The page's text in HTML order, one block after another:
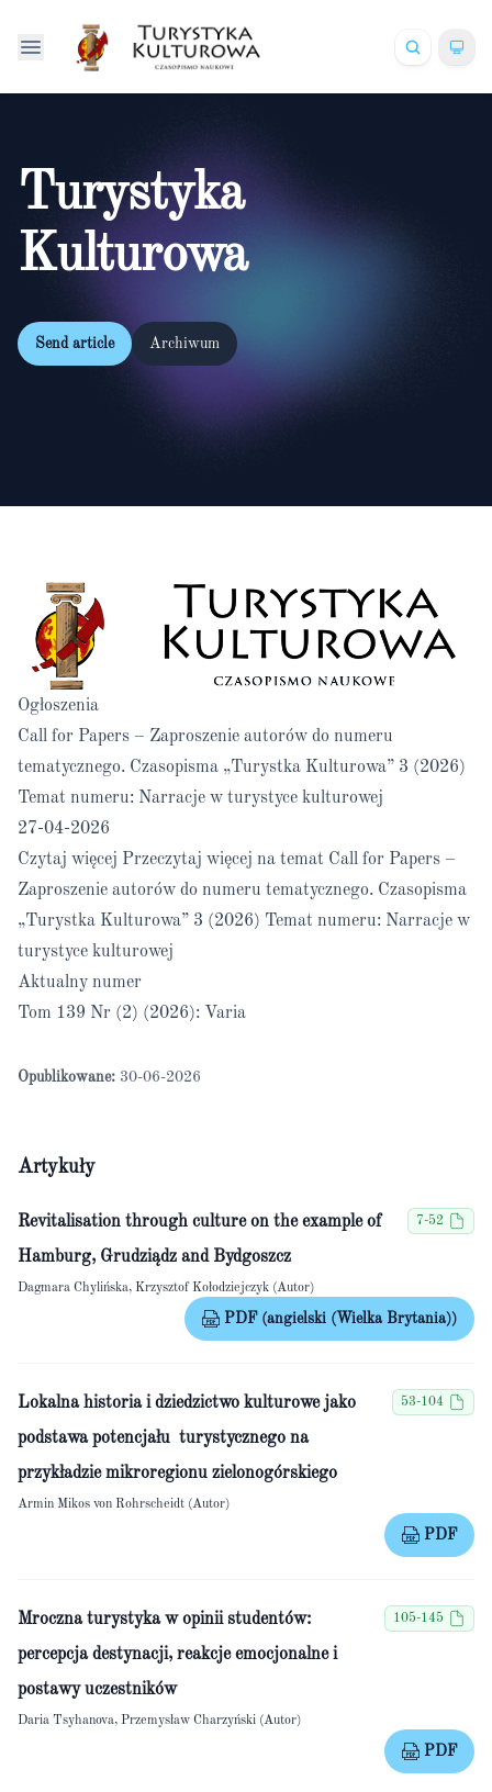
Turystyka
Kulturowa
Send article Archiwum
Ogłoszenia
Call for Papers – Zaproszenie autorów do numeru
tematycznego. Czasopisma „Turystka Kulturowa” 3 (2026)
Temat numeru: Narracje w turystyce kulturowej
27-04-2026
Czytaj więcej Przeczytaj więcej na temat Call for Papers –
Zaproszenie autorów do numeru tematycznego. Czasopisma
„Turystka Kulturowa” 3 (2026) Temat numeru: Narracje w
turystyce kulturowej
Aktualny numer
Tom 139 Nr (2) (2026): Varia
Opublikowane: 30-06-2026
Artykuły
Revitalisation through culture on the example of
Hamburg, Grudziądz and Bydgoszcz
7-52
Dagmara Chylińska, Krzysztof Kołodziejczyk (Autor)
PDF (angielski (Wielka Brytania))
Lokalna historia i dziedzictwo kulturowe jako
podstawa potencjału turystycznego na
przykładzie mikroregionu zielonogórskiego
53-104
Armin Mikos von Rohrscheidt (Autor)
PDF
Mroczna turystyka w opinii studentów:
percepcja destynacji, reakcje emocjonalne i
postawy uczestników
105-145
Daria Tsyhanova, Przemysław Charzyński (Autor)
PDF